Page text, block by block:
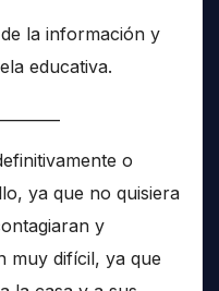
la información y
educativa.
o
ya que no quisiera
y
muy difícil, ya que